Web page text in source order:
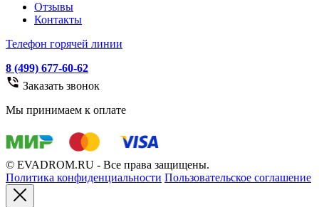
Отзывы
Контакты
Телефон горячей линии
8 (499) 677-60-62
Заказать звонок
Мы принимаем к оплате
© EVADROM.RU - Все права защищены.
Политика конфиденциальности Пользовательское соглашение